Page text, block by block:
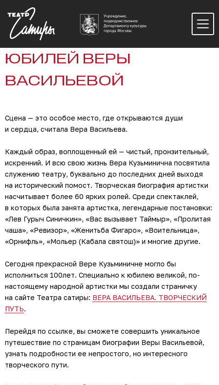
ЮБИЛЕЙ ВЕРЫ
ВАСИЛЬЕВОЙ
Сцена — это особое место, где открываются души
и сердца, считала Вера Васильева.
Каждый образ, воплощенный ей — чистый, пронзительный,
искренний. И всю свою жизнь Вера Кузьминична посвятила
служению театру, буквально до последних дней выходя
на исторический помост. Творческая биография артистки
насчитывает более 60 ярких ролей. Среди спектаклей,
в которых была занята артистка, легендарные постановки:
«Лев Гурыч Синичкин», «Вас вызывает Таймыр», «Пролитая
чаша», «Ревизор», «Женитьба Фигаро», «Воительница»,
«Орнифль», «Мольер (Кабала святош)» и многие другие.
Сегодня прекрасной Вере Кузьминичне могло бы
исполниться 100лет. Специально к юбилею великой, по-
настоящему народной артистки мы создали страничку
на сайте Театра сатиры: ВЕРА ВАСИЛЬЕВА. ТВОРЧЕСКИЙ
ПУТЬ.
Перейдя по ссылке, вы сможете совершить уникальное
путешествие по страницам биографии Веры Васильевой,
узнать подробности ее непростого, но интересного
творческого пути.